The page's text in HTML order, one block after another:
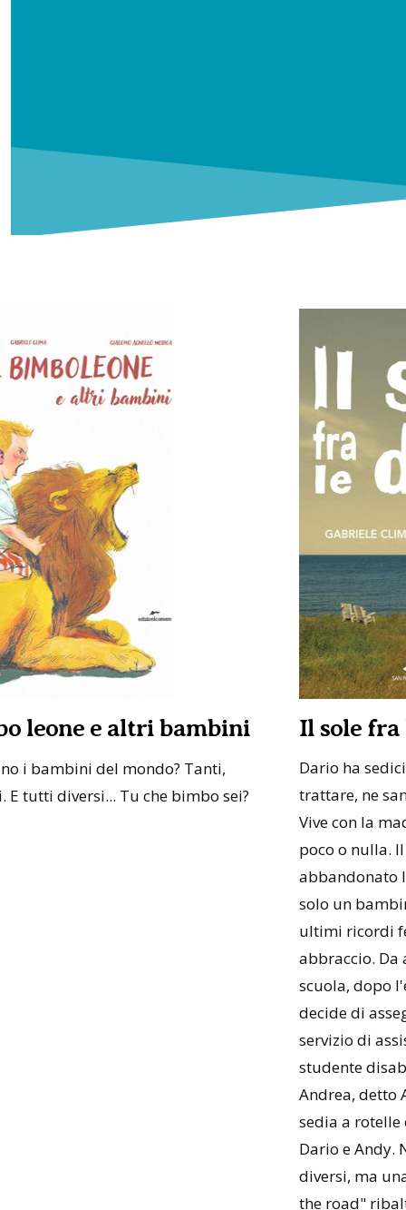
leone e altri bambini Il sole
Dario ha
trattare, ne
Vive con la
poco o nulla.
abbandonato
solo un
ultimi ricordi
abbraccio. Da
scuola, dopo
decide di
servizio di
studente
Andrea, detto
sedia a rotelle
Dario e Andy.
diversi, ma
the road"
i bambini del mondo? Tanti,
E tutti diversi... Tu che bimbo sei?